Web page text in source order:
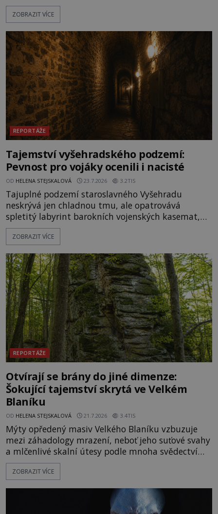
les, zbytky po kdysi monumentálním hradišti jsou
ale v terénu patrné stále. Co dalšího tu po Keltech
vrch Hr
ZOBRAZIT VÍCE
REPORTÁŽE
Tajemství vyšehradského podzemí:
Pevnost pro vojáky ocenili i nacisté
OD HELENA STEJSKALOVÁ 23.7.2026 3.2TIS
Tajuplné podzemí staroslavného Vyšehradu
neskrývá jen chladnou tmu, ale opatrovává
spletitý labyrint barokních vojenských kasemat,
zapomenuté chrámy a vzácné národní poklady.
Hluboko uvnitř mohutné skály nad řekou Vltavou
vyhýbá shonu moderní metropole. Místo, ke
kterému se vážou nejstarší české mýty, ve svých
temných útrobách střeží monumentální
ZOBRAZIT VÍCE
REPORTÁŽE
Otvírají se brány do jiné dimenze:
Šokující tajemství skrytá ve Velkém
Blaníku
OD HELENA STEJSKALOVÁ 21.7.2026 3.4TIS
Mýty opředený masiv Velkého Blaníku vzbuzuje
mezi záhadology mrazení, neboť jeho suťové svahy
a mlčenlivé skalní útesy podle mnoha svědectví
fungují jako anomální zóny, kde selhává lidské
vnímání času i prostoru. Geologické anomálie hory
badatelé zde odkrývají indicie, které propojují
prastaré pohanské kulty, keltské svatyně a zprávy
ZOBRAZIT VÍCE